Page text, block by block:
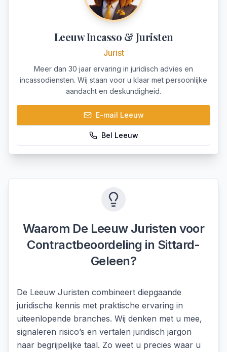
Leeuw Incasso & Juristen
Jurist
Meer dan 30 jaar ervaring in juridisch advies en
incassodiensten. Wij staan voor u klaar met persoonlijke
aandacht en deskundigheid.
E-mail Leeuw
Bel Leeuw
Waarom De Leeuw Juristen voor
Contractbeoordeling in Sittard-
Geleen?
De Leeuw Juristen combineert diepgaande
juridische kennis met praktische ervaring in
uiteenlopende branches. Wij denken met u mee,
signaleren risico’s en vertalen juridisch jargon
naar begrijpelijke taal. Zo weet u precies waar u